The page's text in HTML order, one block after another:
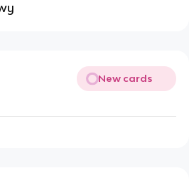
New cards